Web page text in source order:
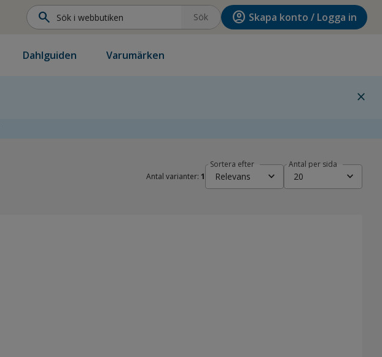
search Sök account_circle Skapa konto / Logga in
Dahlguiden Varumärken
close
Antal varianter: 1 Relevans
Sortera efter
expand_more 20
Antal per sida
expand_more